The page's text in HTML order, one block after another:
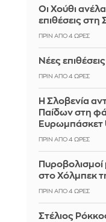
Οι Χούθι
επιθέσεις στη
ΠΡΙΝ ΑΠΌ 4 ΏΡΕΣ
Νέες
ΠΡΙΝ ΑΠΌ 4 ΏΡΕΣ
Η Σλοβενία
Παίδων στη
Ευρωμπάσκετ
ΠΡΙΝ ΑΠΌ 4 ΏΡΕΣ
Πυροβολισμοί
στο Χόλμπεκ
ΠΡΙΝ ΑΠΌ 4 ΏΡΕΣ
Στέλιος